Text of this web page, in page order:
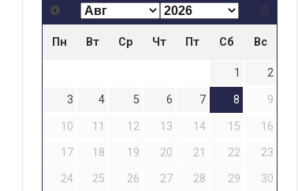
Пн Вт Ср Чт Пт Сб Вс
1
2
3
4 5 6 7 8
9
10
11 12 13 14 15
16
17
18 19 20 21 22
23
24
25 26 27 28 29
30